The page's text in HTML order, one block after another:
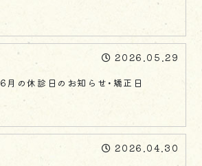
2026.05.29
6月の休診日のお知らせ・矯正日
2026.04.30